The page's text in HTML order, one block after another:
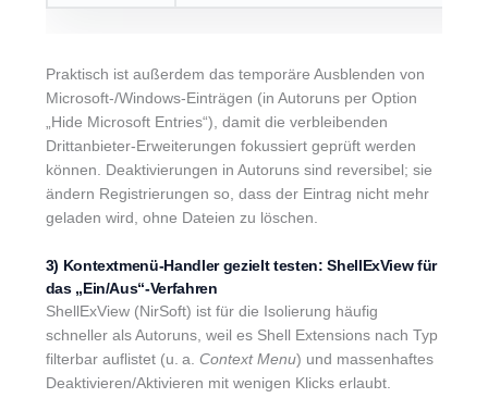
Praktisch ist außerdem das temporäre Ausblenden von
Microsoft-/Windows-Einträgen (in Autoruns per Option
„Hide Microsoft Entries“), damit die verbleibenden
Drittanbieter-Erweiterungen fokussiert geprüft werden
können. Deaktivierungen in Autoruns sind reversibel; sie
ändern Registrierungen so, dass der Eintrag nicht mehr
geladen wird, ohne Dateien zu löschen.
3) Kontextmenü-Handler gezielt testen: ShellExView für
das „Ein/Aus“-Verfahren
ShellExView (NirSoft) ist für die Isolierung häufig
schneller als Autoruns, weil es Shell Extensions nach Typ
filterbar auflistet (u. a. Context Menu) und massenhaftes
Deaktivieren/Aktivieren mit wenigen Klicks erlaubt.